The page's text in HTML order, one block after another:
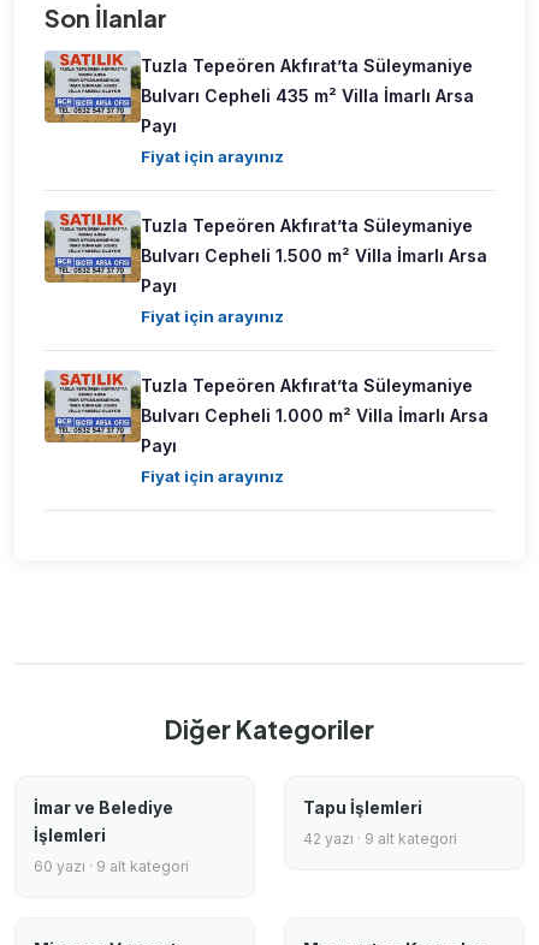
Son İlanlar
Tuzla Tepeören Akfırat’ta Süleymaniye
Bulvarı Cepheli 435 m² Villa İmarlı Arsa
Payı
Fiyat için arayınız
Tuzla Tepeören Akfırat’ta Süleymaniye
Bulvarı Cepheli 1.500 m² Villa İmarlı Arsa
Payı
Fiyat için arayınız
Tuzla Tepeören Akfırat’ta Süleymaniye
Bulvarı Cepheli 1.000 m² Villa İmarlı Arsa
Payı
Fiyat için arayınız
Diğer Kategoriler
İmar ve Belediye
İşlemleri
60 yazı · 9 alt kategori
Tapu İşlemleri
42 yazı · 9 alt kategori